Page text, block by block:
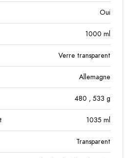
Oui
1000 ml
Verre transparent
Allemagne
480 , 533 g
1035 ml
Transparent